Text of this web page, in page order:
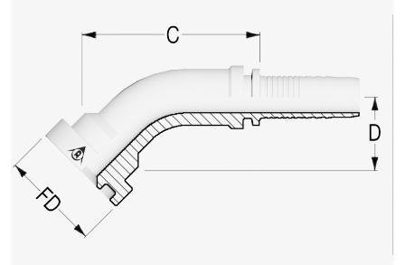
UTGÅENDE VARE
LOGG INN
OPPRETTE PROFIL